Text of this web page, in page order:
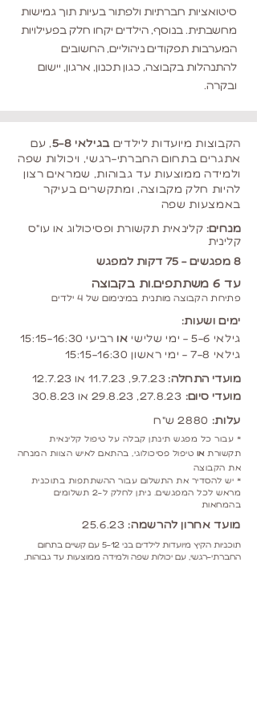
סיטואציות חברתיות ולפתור בעיות תוך גמישות
מחשבתית. בנוסף, הילדים יקחו חלק בפעילויות
המערבות תפקודים ניהוליים, החשובים
להתנהלות בקבוצה, כגון תכנון, ארגון, יישום
ובקרה.
הקבוצות מיועדות לילדים בגילאי 5-8
, עם
אתגרים בתחום החברתי-רגשי, ויכולות שפה
ולמידה ממוצעות עד גבוהות, שמראים רצון
להיות חלק מקבוצה, ומתקשרים בעיקר
באמצעות שפה
מנחים: קלינאית תקשורת ופסיכולוג או עו"ס
קלינית
8 מפגשים - 75 דקות למפגש
עד 6 משתתפים.ות בקבוצה
פתיחת הקבוצה מותנית במינימום של 4 ילדים
ימים ושעות:
גילאי 5-6 - ימי שלישי
או רביעי 15:15-16:30
גילאי 7-8 - ימי ראשון 15:15-16:30
מועדי התחלה:9.7.23, 11.7.23 או 12.7.23
מועדי סיום: 27.8.23, 29.8.23 או 30.8.23
עלות: 2880 ש"ח
* עבור כל מפגש תינתן קבלה על טיפול קלינאית
תקשורתאו טיפול פסיכולוגי, בהתאם לאיש הצוות המנחה
את הקבוצה
* יש להסדיר את התשלום עבור ההשתתפות בתוכנית
מראש לכל המפגשים. ניתן לחלק ל-2 תשלומים
בהמחאות
מועד אחרון להרשמה: 25.6.23
תוכניות הקיץ מיועדות לילדים בני 5-12 עם קשיים בתחום
החברתי-רגשי, עם יכולות שפה ולמידה ממוצעות עד גבוהות,